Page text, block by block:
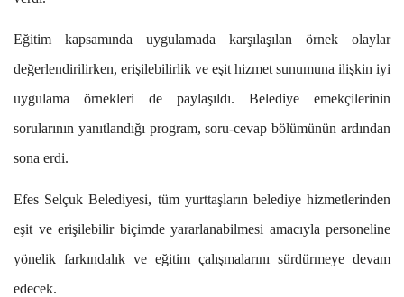
Eğitim kapsamında uygulamada karşılaşılan örnek olaylar
değerlendirilirken, erişilebilirlik ve eşit hizmet sunumuna ilişkin iyi
uygulama örnekleri de paylaşıldı. Belediye emekçilerinin
sorularının yanıtlandığı program, soru-cevap bölümünün ardından
sona erdi.
Efes Selçuk Belediyesi, tüm yurttaşların belediye hizmetlerinden
eşit ve erişilebilir biçimde yararlanabilmesi amacıyla personeline
yönelik farkındalık ve eğitim çalışmalarını sürdürmeye devam
edecek.